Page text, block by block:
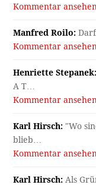
Kommentar
Manfred Roilo:
Kommentar
Henriette Stepanek:
A T…
Kommentar
Karl Hirsch: "Wo
blieb…
Kommentar
Karl Hirsch: Als